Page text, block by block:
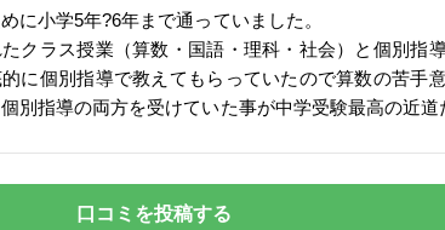
に小学5年?6年まで通っていました。
クラス授業（算数・国語・理科・社会）と個別
に個別指導で教えてもらっていたので算数の苦
別指導の両方を受けていた事が中学受験最高の近道
口コミを投稿する